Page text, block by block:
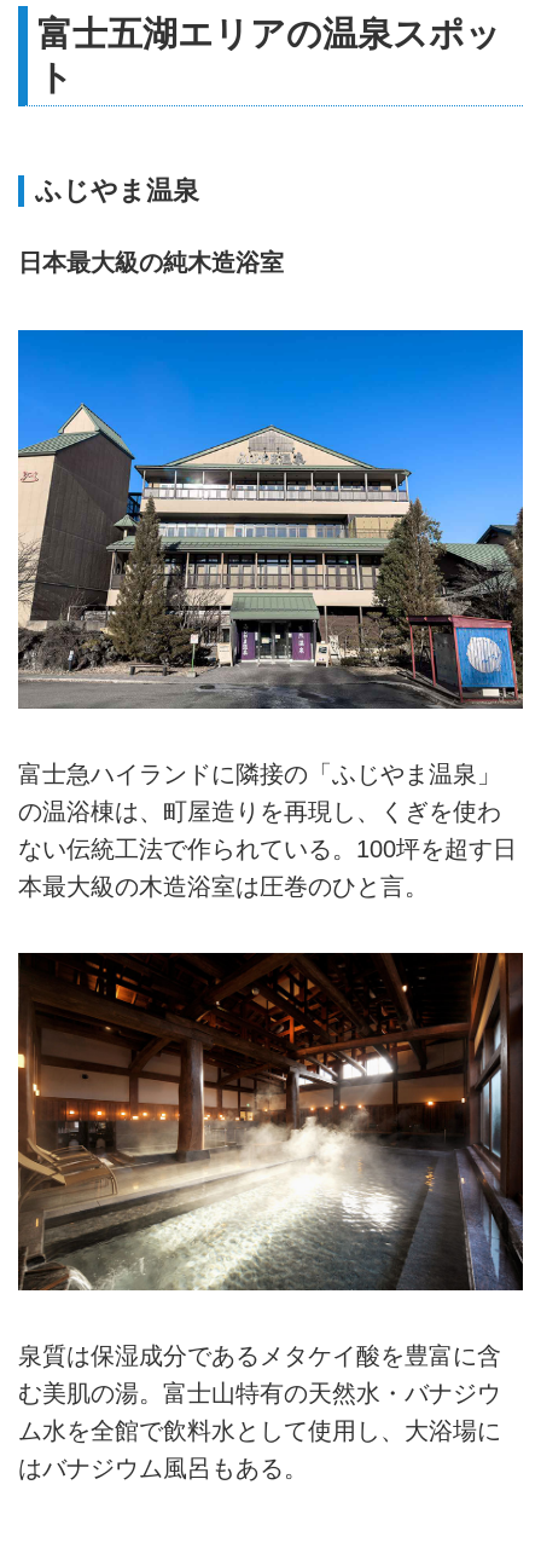
富士五湖エリアの温泉スポッ
ト
ふじやま温泉
日本最大級の純木造浴室
富士急ハイランドに隣接の「ふじやま温泉」
の温浴棟は、町屋造りを再現し、くぎを使わ
ない伝統工法で作られている。100坪を超す日
本最大級の木造浴室は圧巻のひと言。
泉質は保湿成分であるメタケイ酸を豊富に含
む美肌の湯。富士山特有の天然水・バナジウ
ム水を全館で飲料水として使用し、大浴場に
はバナジウム風呂もある。